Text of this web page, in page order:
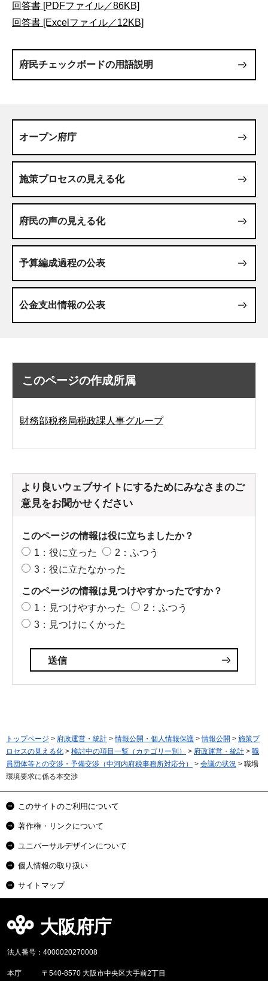
回答書 [PDFファイル／86KB]
回答書 [Excelファイル／12KB]
府民チェックボードの用語説明
オープン府庁
施策プロセスの見える化
府民の声の見える化
予算編成過程の公表
公金支出情報の公表
このページの作成所属
財務部税務局税政課人事グループ
より良いウェブサイトにするためにみなさまのご
意見をお聞かせください
このページの情報は役に立ちましたか？
1：役に立った
2：ふつう
3：役に立たなかった
このページの情報は見つけやすかったですか？
1：見つけやすかった
2：ふつう
3：見つけにくかった
トップページ > 府政運営・統計 >情報公開・個人情報保護 >情報公開 > 施策プ
ロセスの見える化 > 検討中の項目一覧（カテゴリー別） > 府政運営・統計 > 職
員団体等との交渉・予備交渉（中河内府税事務所対応分）
> 会議の状況 > 職場
環境要求に係る本交渉
このサイトのご利用について
著作権・リンクについて
ユニバーサルデザインについて
個人情報の取り扱い
サイトマップ
大阪府庁
法人番号：4000020270008
本庁 〒540-8570 大阪市中央区大手前2丁目